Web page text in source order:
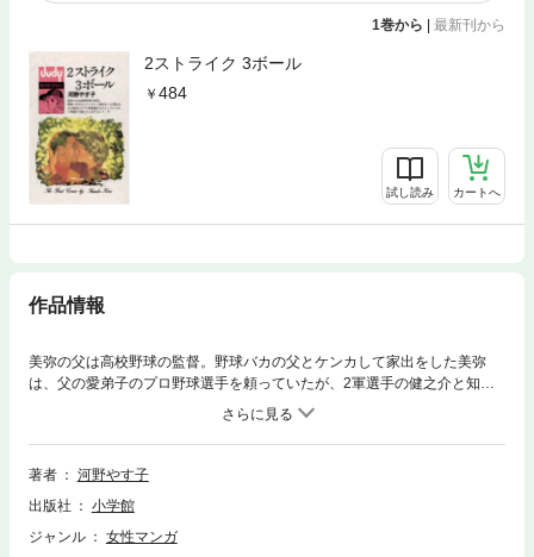
1巻から 最新刊から
2ストライク 3ボール
484
試し読み カートへ
作品情報
美弥の父は高校野球の監督。野球バカの父とケンカして家出をした美弥
は、父の愛弟子のプロ野球選手を頼っていたが、2軍選手の健之介と知り
著者
河野やす子
出版社
小学館
ジャンル
女性マンガ